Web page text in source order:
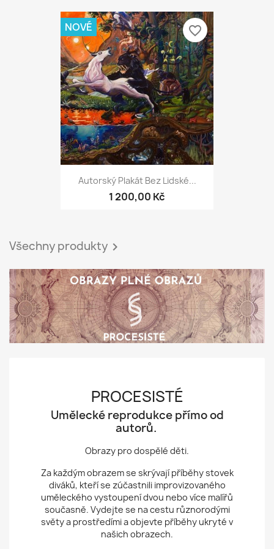
Autorský Plakát Bez Lidské...
1 200,00 Kč
NOVÉ favorite_border
Všechny produkty 
PROCESISTÉ
Umělecké reprodukce přímo od
autorů.
Obrazy pro dospělé děti.
Za každým obrazem se skrývají příběhy stovek
diváků, kteří se zúčastnili improvizovaného
uměleckého vystoupení dvou nebo více malířů
současně. Vydejte se na cestu různorodými
světy a prostředími a objevte příběhy ukryté v
našich obrazech.